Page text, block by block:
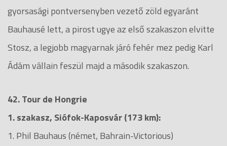
gyorsasági pontversenyben vezető zöld egyaránt
Bauhausé lett, a pirost ugye az első szakaszon elvitte
Stosz, a legjobb magyarnak járó fehér mez pedig Karl
Ádám vállain feszül majd a második szakaszon.
42. Tour de Hongrie
1. szakasz, Siófok-Kaposvár (173 km):
1. Phil Bauhaus (német, Bahrain-Victorious)